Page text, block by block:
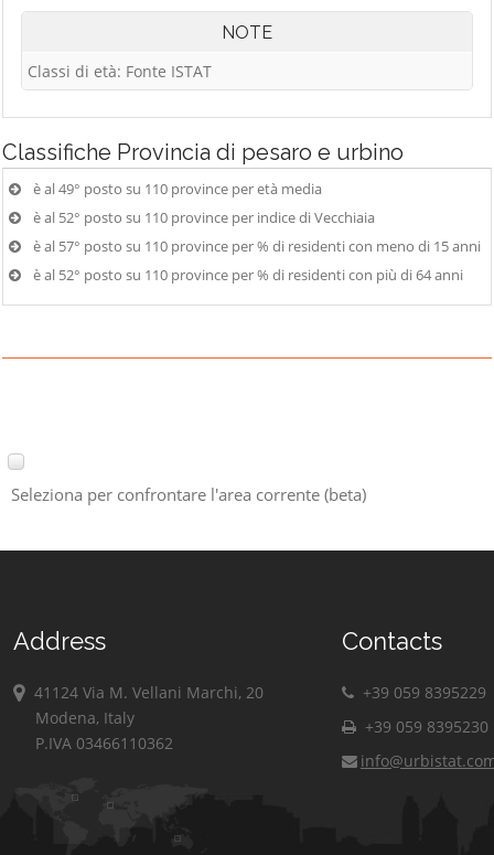
NOTE
Classi di età: Fonte ISTAT
Classifiche Provincia di pesaro e urbino
è al 49° posto su 110 province per età media
è al 52° posto su 110 province per indice di Vecchiaia
è al 57° posto su 110 province per % di residenti con meno di 15 anni
è al 52° posto su 110 province per % di residenti con più di 64 anni
Seleziona per confrontare l'area corrente (beta)
Address
41124 Via M. Vellani Marchi, 20
Modena, Italy
P.IVA 03466110362
Contacts
+39 059 8395229
+39 059 8395230